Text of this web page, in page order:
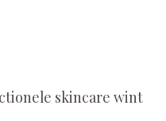
skincare wint